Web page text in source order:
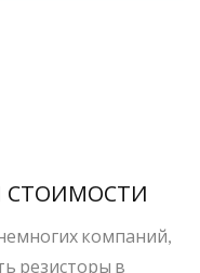
СТОИМОСТИ
компаний,
резисторы в